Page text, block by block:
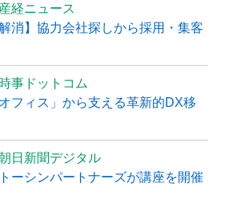
産経ニュース
消】協力会社探しから採用・集客
時事ドットコム
フィス」から支える革新的DX移
日新聞デジタル
ーシンパートナーズが講座を開催